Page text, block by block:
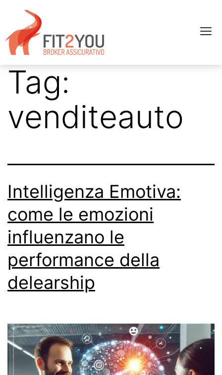
Tag:
venditeauto
Intelligenza Emotiva:
come le emozioni
influenzano le
performance della
delearship